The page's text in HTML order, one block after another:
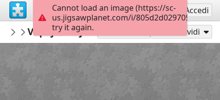
Registrati Accedi
Marica
4 razred
Vapaj Zemlje! KV OŠ 4. r Condividi
Cannot load an image (https://sc-
us.jigsawplanet.com/i/
try it again.